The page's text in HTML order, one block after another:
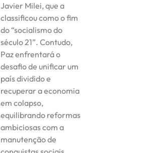
Javier Milei, que a
classificou como o fim
do “socialismo do
século 21”. Contudo,
Paz enfrentará o
desafio de unificar um
país dividido e
recuperar a economia
em colapso,
equilibrando reformas
ambiciosas com a
manutenção de